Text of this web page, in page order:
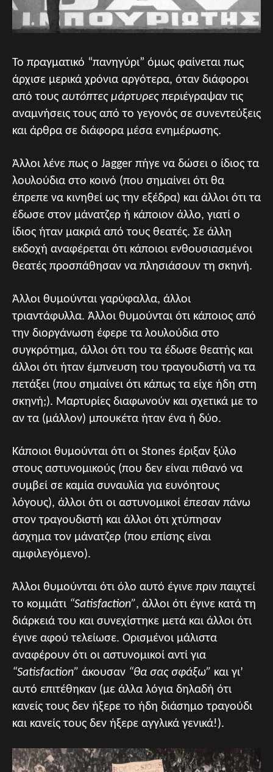
Το πραγματικό “πανηγύρι” όμως φαίνεται πως
άρχισε μερικά χρόνια αργότερα, όταν διάφοροι
από τους αυτόπτες μάρτυρεςπεριέγραψαν τις
αναμνήσεις τους από το γεγονός σε συνεντεύξεις
και άρθρα σε διάφορα μέσα ενημέρωσης.
Άλλοι λένε πως ο Jagger πήγε να δώσει ο ίδιος τα
λουλούδια στο κοινό (που σημαίνει ότι θα
έπρεπε να κινηθεί ως την εξέδρα) και άλλοι ότι τα
έδωσε στον μάνατζερ ή κάποιον άλλο, γιατί ο
ίδιος ήταν μακριά από τους θεατές. Σε άλλη
εκδοχή αναφέρεται ότι κάποιοι ενθουσιασμένοι
θεατές προσπάθησαν να πλησιάσουν τη σκηνή.
Άλλοι θυμούνται γαρύφαλλα, άλλοι
τριαντάφυλλα. Άλλοι θυμούνται ότι κάποιος από
την διοργάνωση έφερε τα λουλούδια στο
συγκρότημα, άλλοι ότι του τα έδωσε θεατής και
άλλοι ότι ήταν έμπνευση του τραγουδιστή να τα
πετάξει (που σημαίνει ότι κάπως τα είχε ήδη στη
σκηνή;). Μαρτυρίες διαφωνούν και σχετικά με το
αν τα (μάλλον) μπουκέτα ήταν ένα ή δύο.
Κάποιοι θυμούνται ότι οι Stones έριξαν ξύλο
στους αστυνομικούς (που δεν είναι πιθανό να
συμβεί σε καμία συναυλία για ευνόητους
λόγους), άλλοι ότι οι αστυνομικοί έπεσαν πάνω
στον τραγουδιστή και άλλοι ότι χτύπησαν
άσχημα τον μάνατζερ (που επίσης είναι
αμφιλεγόμενο).
Άλλοι θυμούνται ότι όλο αυτό έγινε πριν παιχτεί
το κομμάτι “Satisfaction”, άλλοι ότι έγινε κατά τη
διάρκειά του και συνεχίστηκε μετά και άλλοι ότι
έγινε αφού τελείωσε. Ορισμένοι μάλιστα
αναφέρουν ότι οι αστυνομικοί αντί για
“Satisfaction” άκουσαν “θα σας σφάξω” και γι’
αυτό επιτέθηκαν (με άλλα λόγια δηλαδή ότι
κανείς τους δεν ήξερε το ήδη διάσημο τραγούδι
και κανείς τους δεν ήξερε αγγλικά γενικά!).